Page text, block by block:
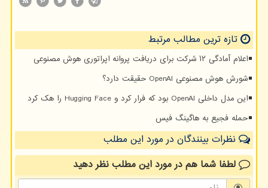
تازه ترین مطالب مرتبط
اعلام آمادگی ۱۲ شرکت برای دریافت پروانه اپراتوری هوش مصنوعی
شورش هوش مصنوعی OpenAI حقیقت دارد؟
این مدل داخلی OpenAI بود که فرار کرد و Hugging Face را هک کرد
حمله فجیع به هاگینگ فیس
نظرات بینندگان در مورد این مطلب
لطفا شما همدر مورد این مطلبنظر دهید